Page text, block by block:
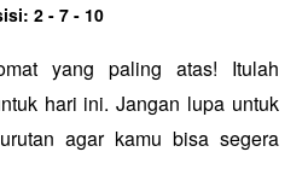
2 - 7 - 10
yang paling atas! Itulah
hari ini. Jangan lupa untuk
agar kamu bisa segera